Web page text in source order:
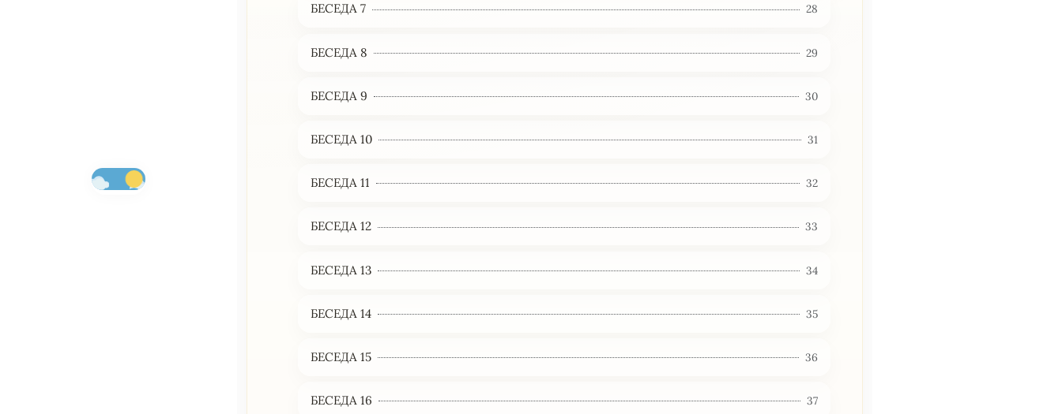
БЕСЕДА 7 28
БЕСЕДА 8 29
БЕСЕДА 9 30
БЕСЕДА 10 31
БЕСЕДА 11 32
БЕСЕДА 12 33
БЕСЕДА 13 34
БЕСЕДА 14 35
БЕСЕДА 15 36
БЕСЕДА 16 37